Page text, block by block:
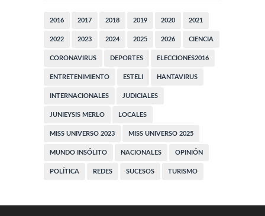
2016 2017 2018 2019 2020 2021
2022 2023 2024 2025 2026 CIENCIA
CORONAVIRUS DEPORTES ELECCIONES2016
ENTRETENIMIENTO ESTELI HANTAVIRUS
INTERNACIONALES JUDICIALES
JUNIEYSIS MERLO LOCALES
MISS UNIVERSO 2023 MISS UNIVERSO 2025
MUNDO INSÓLITO NACIONALES OPINIÓN
POLÍTICA REDES SUCESOS TURISMO